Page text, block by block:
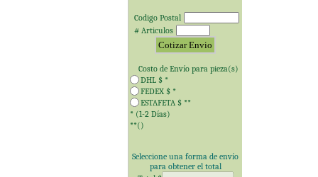
Codigo Postal
# Articulos
Costo de Envío para pieza(s)
DHL $ *
FEDEX $ *
ESTAFETA $ **
* (1-2 Días)
**()
Seleccione una forma de envío
para obtener el total